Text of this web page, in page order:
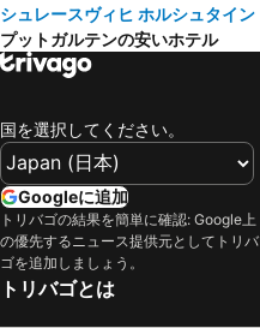
シュレースヴィヒ ホルシュタイン
プットガルテンの安いホテル
国を選択してください。
Googleに追加
トリバゴの結果を簡単に確認: Google上
の優先するニュース提供元としてトリバ
ゴを追加しましょう。
トリバゴとは